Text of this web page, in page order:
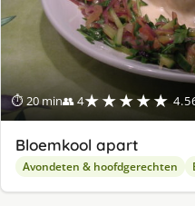
⏱ 20 min👥 4★★★★★
Bloemkool apart
Avondeten & hoofdgerechten